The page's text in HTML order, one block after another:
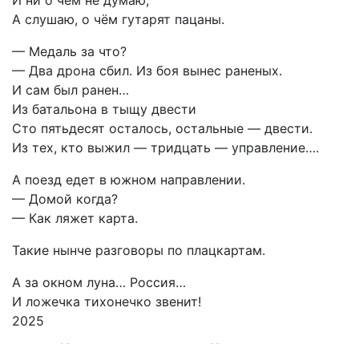
А слушаю, о чём гутарят пацаны.
— Медаль за что?
— Два дрона сбил. Из боя вынес раненых.
И сам был ранен…
Из батальона в тыщу двести
Сто пятьдесят осталось, остальные — двести.
Из тех, кто выжил — тридцать — управление….
А поезд едет в южном направлении.
— Домой когда?
— Как ляжет карта.
Такие нынче разговоры по плацкартам.
А за окном луна… Россия…
И ложечка тихонечко звенит!
2025